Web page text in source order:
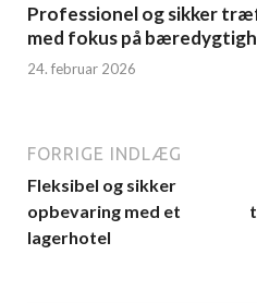
Professionel og sikker
med fokus på
24. februar 2026
FORRIGE INDLÆG
Fleksibel og sikker
opbevaring med et
lagerhotel